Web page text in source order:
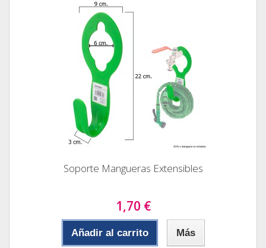
Soporte Mangueras Extensibles
1,70 €
Añadir al carrito Más